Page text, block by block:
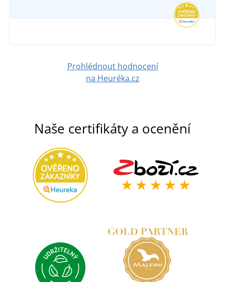
Prohlédnout hodnocení
na Heuréka.cz
Naše certifikáty a ocenění